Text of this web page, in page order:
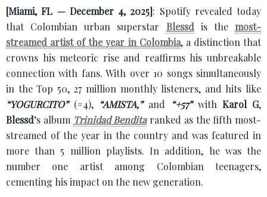
[Miami, FL — December 4, 2025]: Spotify revealed today
that Colombian urban superstar Blessd is the most-
streamed artist of the year in Colombia, a distinction that
crowns his meteoric rise and reaffirms his unbreakable
connection with fans. With over 10 songs simultaneously
in the Top 50, 27 million monthly listeners, and hits like
“YOGURCITO”(#4), “AMISTA,”and “+57”with Karol G,
Blessd’s album Trinidad Benditaranked as the fifth most-
streamed of the year in the country and was featured in
more than 5 million playlists. In addition, he was the
number one artist among Colombian teenagers,
cementing his impact on the new generation.